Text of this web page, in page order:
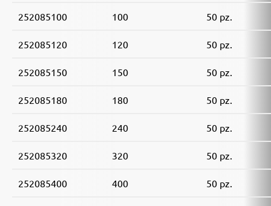
252085100 100 50 pz.
252085120 120 50 pz.
252085150 150 50 pz.
252085180 180 50 pz.
252085240 240 50 pz.
252085320 320 50 pz.
252085400 400 50 pz.